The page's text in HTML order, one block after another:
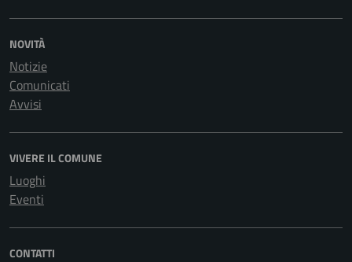
NOVITÀ
Notizie
Comunicati
Avvisi
VIVERE IL COMUNE
Luoghi
Eventi
CONTATTI